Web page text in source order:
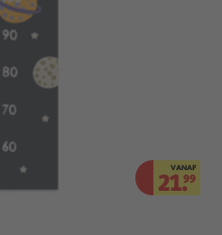
VANAF
21.99